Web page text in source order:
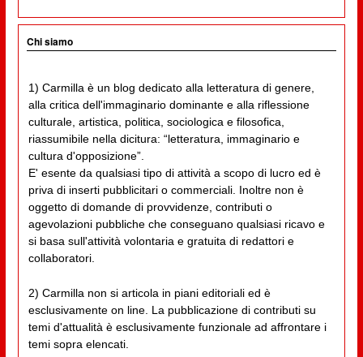
Chi siamo
1) Carmilla è un blog dedicato alla letteratura di genere,
alla critica dell'immaginario dominante e alla riflessione
culturale, artistica, politica, sociologica e filosofica,
riassumibile nella dicitura: “letteratura, immaginario e
cultura d'opposizione”.
E' esente da qualsiasi tipo di attività a scopo di lucro ed è
priva di inserti pubblicitari o commerciali. Inoltre non è
oggetto di domande di provvidenze, contributi o
agevolazioni pubbliche che conseguano qualsiasi ricavo e
si basa sull'attività volontaria e gratuita di redattori e
collaboratori.
2) Carmilla non si articola in piani editoriali ed è
esclusivamente on line. La pubblicazione di contributi su
temi d'attualità è esclusivamente funzionale ad affrontare i
temi sopra elencati.